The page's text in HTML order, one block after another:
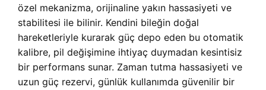
özel mekanizma, orijinaline yakın hassasiyeti ve
stabilitesi ile bilinir. Kendini bileğin doğal
hareketleriyle kurarak güç depo eden bu otomatik
kalibre, pil değişimine ihtiyaç duymadan kesintisiz
bir performans sunar. Zaman tutma hassasiyeti ve
uzun güç rezervi, günlük kullanımda güvenilir bir